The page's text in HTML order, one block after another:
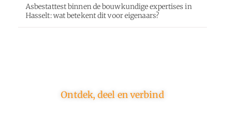
Asbestattest binnen de bouwkundige expertises in
Hasselt: wat betekent dit voor eigenaars?
Ontdek, deel en verbind